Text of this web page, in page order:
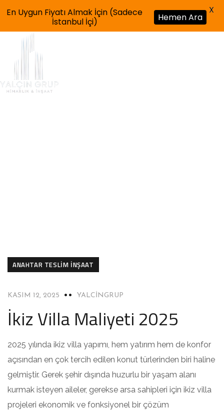
ANAHTAR TESLIM İNŞAAT
KASIM 12, 2025 YALCINGRUP
İkiz Villa Maliyeti 2025
2025 yılında ikiz villa yapımı, hem yatırım hem de konfor
açısından en çok tercih edilen konut türlerinden biri haline
gelmiştir. Gerek şehir dışında huzurlu bir yaşam alanı
kurmak isteyen aileler, gerekse arsa sahipleri için ikiz villa
projeleri ekonomik ve fonksiyonel bir çözüm
En Uygun Fiyatı Almak İçin (Sadece
İstanbul İçi)
Hemen Ara
X